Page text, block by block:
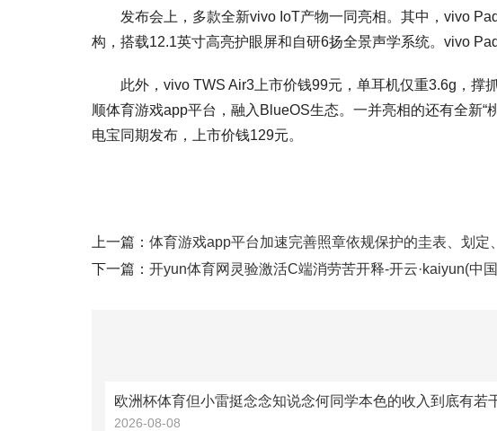
发布会上，多款全新vivo IoT产物一同亮相。其中，vivo
构，搭载12.1英寸高亮护眼屏和自研6扬全景声学系统。vivo
此外，vivo TWS Air3上市价钱99元，单耳机仅重3.6g，撑
顺体育游戏app平台，融入BlueOS生态。一并亮相的还有全新
电宝同期发布，上市价钱129元。
上一篇： 体育游戏app平台加速完善照章依规保护的圭表、划定
下一篇： 开yun体育网灵验激活C端消劳苦开释-开云·kaiyun(中
2026-08-08